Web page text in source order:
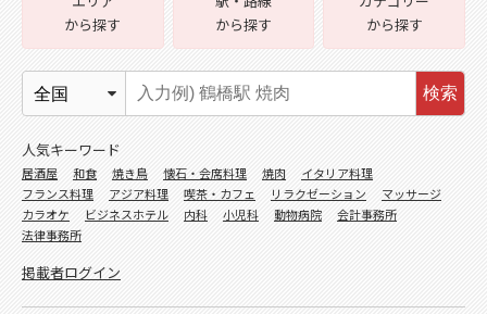
から探す
から探す
から探す
検索
人気キーワード
居酒屋 和食 焼き鳥 懐石・会席料理 焼肉
イタリア料理
フランス料理
アジア料理 喫茶・カフェ リラクゼーション
マッサージ
カラオケ
ビジネスホテル 内科 小児科 動物病院
会計事務所
法律事務所
掲載者ログイン